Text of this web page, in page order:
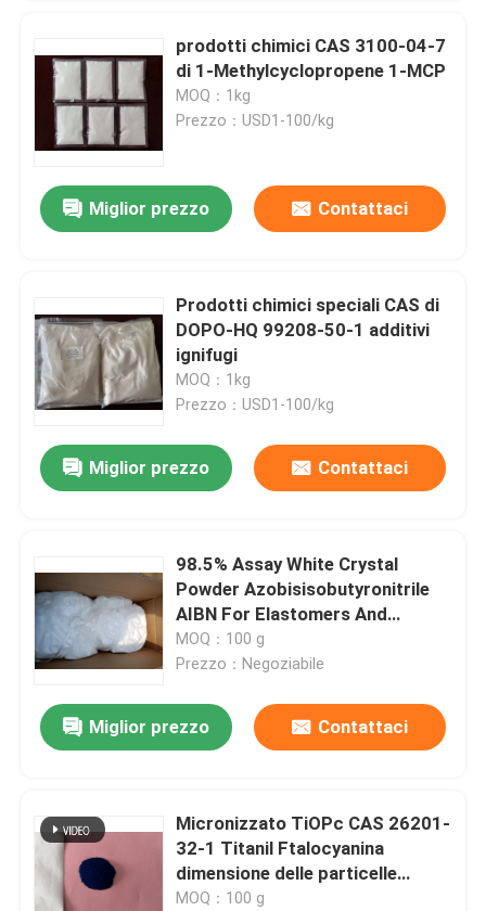
Casa
Video
prodotti chimici CAS 3100-04-7
di 1-Methylcyclopropene 1-MCP
MOQ：1kg
Prezzo：USD1-100/kg
Miglior prezzo Contattaci
Prodotti chimici speciali CAS di
DOPO-HQ 99208-50-1 additivi
ignifugi
MOQ：1kg
Prezzo：USD1-100/kg
Miglior prezzo Contattaci
98.5% Assay White Crystal
Powder Azobisisobutyronitrile
AIBN For Elastomers And
Plastics
MOQ：100 g
Prezzo：Negoziabile
Miglior prezzo Contattaci
Micronizzato TiOPc CAS 26201-
32-1 Titanil Ftalocyanina
dimensione delle particelle
200~400nm eccellente
MOQ：100 g